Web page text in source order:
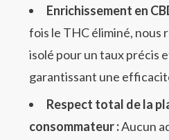
Enrichissement en
fois le THC éliminé, nous
isolé pour un taux précis
garantissant une
Respect total de la
consommateur :Aucun